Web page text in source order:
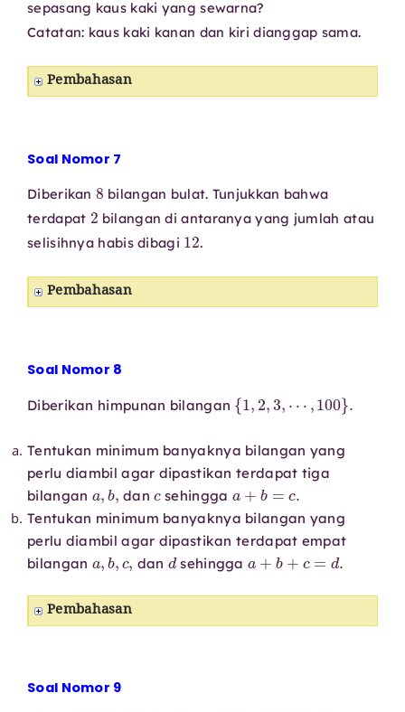
sepasang kaus kaki yang sewarna?
Catatan: kaus kaki kanan dan kiri dianggap sama.
Pembahasan
Soal Nomor 7
Diberikan
8
bilangan bulat. Tunjukkan bahwa
terdapat
2
bilangan di antaranya yang jumlah atau
selisihnya habis dibagi
12
.
Pembahasan
Soal Nomor 8
Diberikan himpunan bilangan
{1 2, 3, 100}.
Tentukan minimum banyaknya bilangan yang
perlu diambil agar dipastikan terdapat tiga
bilangan
,b
dan
c
sehingga
+ b= c
Tentukan minimum banyaknya bilangan yang
perlu diambil agar dipastikan terdapat empat
bilangan
,b ,
dan
d
sehingga
+ b+ =
Pembahasan
Soal Nomor 9